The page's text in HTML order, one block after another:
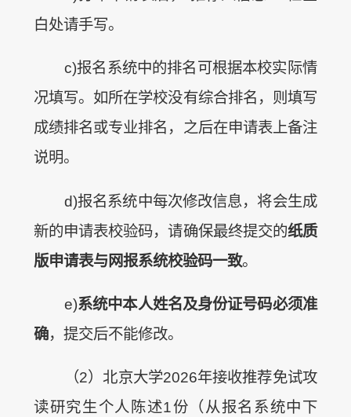
白处请手写。
c)报名系统中的排名可根据本校实际情
况填写。如所在学校没有综合排名，则填写
成绩排名或专业排名，之后在申请表上备注
说明。
d)报名系统中每次修改信息，将会生成
新的申请表校验码，请确保最终提交的纸质
版申请表与网报系统校验码一致。
e)系统中本人姓名及身份证号码必须准
确，提交后不能修改。
（2）北京大学2026年接收推荐免试攻
读研究生个人陈述1份（从报名系统中下